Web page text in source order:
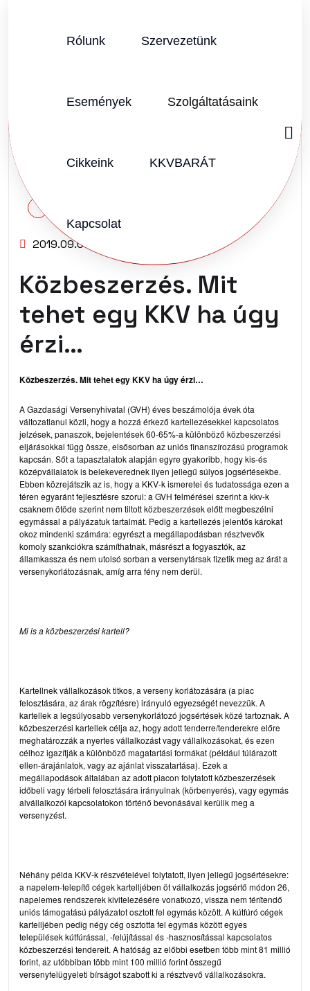
Rólunk Szervezetünk
Események Szolgáltatásaink
Cikkeink KKVBARÁT
Kapcsolat
2019.09.06.
Közbeszerzés. Mit
tehet egy KKV ha úgy
érzi…
Közbeszerzés. Mit tehet egy KKV ha úgy érzi…
A Gazdasági Versenyhivatal (GVH) éves beszámolója évek óta
változatlanul közli, hogy a hozzá érkező kartellezésekkel kapcsolatos
jelzések, panaszok, bejelentések 60-65%-a különböző közbeszerzési
eljárásokkal függ össze, elsősorban az uniós finanszírozású programok
kapcsán. Sőt a tapasztalatok alapján egyre gyakoribb, hogy kis-és
középvállalatok is belekeverednek ilyen jellegű súlyos jogsértésekbe.
Ebben közrejátszik az is, hogy a KKV-k ismeretei és tudatossága ezen a
téren egyaránt fejlesztésre szorul: a GVH felmérései szerint a kkv-k
csaknem ötöde szerint nem tiltott közbeszerzések előtt megbeszélni
egymással a pályázatuk tartalmát. Pedig a kartellezés jelentős károkat
okoz mindenki számára: egyrészt a megállapodásban résztvevők
komoly szankciókra számíthatnak, másrészt a fogyasztók, az
államkassza és nem utolsó sorban a versenytársak fizetik meg az árát a
versenykorlátozásnak, amíg arra fény nem derül.
Mi is a közbeszerzési kartell?
Kartellnek vállalkozások titkos, a verseny korlátozására (a piac
felosztására, az árak rögzítésre) irányuló egyezségét nevezzük. A
kartellek a legsúlyosabb versenykorlátozó jogsértések közé tartoznak. A
közbeszerzési kartellek célja az, hogy adott tenderre/tenderekre előre
meghatározzák a nyertes vállalkozást vagy vállalkozásokat, és ezen
célhoz igazítják a különböző magatartási formákat (például túlárazott
ellen-árajánlatok, vagy az ajánlat visszatartása). Ezek a
megállapodások általában az adott piacon folytatott közbeszerzések
időbeli vagy térbeli felosztására irányulnak (körbenyerés), vagy egymás
alvállalkozói kapcsolatokon történő bevonásával kerülik meg a
versenyzést.
Néhány példa KKV-k részvételével folytatott, ilyen jellegű jogsértésekre:
a napelem-telepítő cégek kartelljében öt vállalkozás jogsértő módon 26,
napelemes rendszerek kivitelezésére vonatkozó, vissza nem térítendő
uniós támogatású pályázatot osztott fel egymás között. Akútfúró cégek
kartelljében pedig négy cég osztotta fel egymás között egyes
települések kútfúrással, -felújítással és -hasznosítással kapcsolatos
közbeszerzési tendereit. A hatóság az előbbi esetben több mint 81 millió
forint, az utóbbiban több mint 100 millió forint összegű
versenyfelügyeleti bírságot szabott ki a résztvevő vállalkozásokra.